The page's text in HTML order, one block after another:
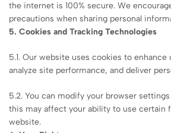
the internet is 100% secure. We
precautions when sharing personal
5. Cookies and Tracking Technologies
5.1. Our website uses cookies to enhance
analyze site performance, and deliver
5.2. You can modify your browser
this may affect your ability to use certain
website.